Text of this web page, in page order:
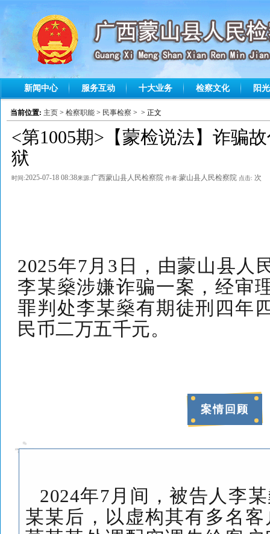
新闻中心 服务互动 十大业务 检察文化 阳
当前位置: 主页> 检察职能> 民事检察 > > 正文
<第1005期>【蒙检说法】诈骗
狱
时间:2025-07-18 08:38来源:广西蒙山县人民检察院 作者:蒙山县人民检察院 点击: 次
2025年7 月 3 日，由蒙山县人
李某燊涉嫌诈骗一案，经审
罪判处李某燊有期徒刑 四年
民币二万五千元。
案情回顾
2024年7 月间，被告人李
某某后，以虚构其有多名